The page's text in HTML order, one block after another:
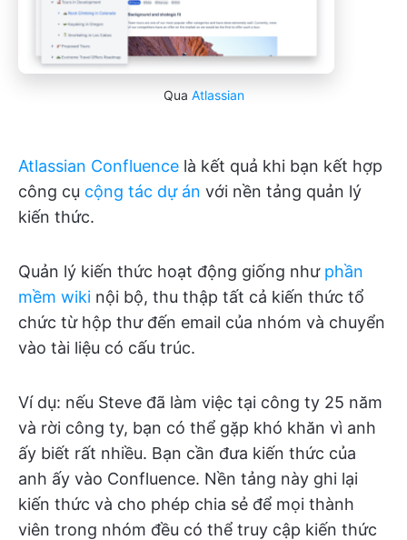
Qua Atlassian
Atlassian Confluence là kết quả khi bạn kết hợp
công cụ cộng tác dự án với nền tảng quản lý
kiến thức.
Quản lý kiến thức hoạt động giống như phần
mềm wiki nội bộ, thu thập tất cả kiến thức tổ
chức từ hộp thư đến email của nhóm và chuyển
vào tài liệu có cấu trúc.
Ví dụ: nếu Steve đã làm việc tại công ty 25 năm
và rời công ty, bạn có thể gặp khó khăn vì anh
ấy biết rất nhiều. Bạn cần đưa kiến thức của
anh ấy vào Confluence. Nền tảng này ghi lại
kiến thức và cho phép chia sẻ để mọi thành
viên trong nhóm đều có thể truy cập kiến thức